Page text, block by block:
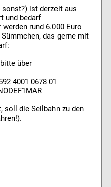
sonst?) ist derzeit aus
und bedarf
rund 6.000 Euro
das gerne mit
über
4001 0678 01
soll die Seilbahn zu den